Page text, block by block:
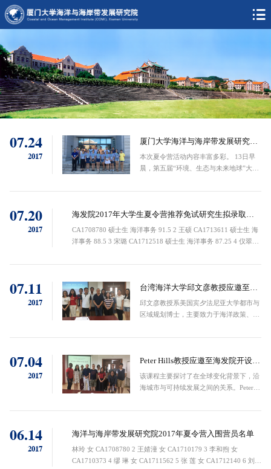
07.24
2017
厦门大学海洋与海岸带发展研究院
2017暑期夏令营
本次夏令营活动内容丰富多彩。 13日早
晨，第五届“环境、生态与未来地球”大学
的活动中，营员们参加了学院举办的讲
通和互动，全面了解了厦...
07.20
2017
海发院2017年大学生夏令营推荐免试研究生拟录取名
单
CA1708780 硕士生 海洋事务 91.5 2 王硕 CA1713611 硕士生 海
洋事务 88.5 3 宋璐 CA1712518 硕士生 海洋事务 87.25 4 仪翠玉
07.11
2017
台湾海洋大学邱文彦教授应邀至海
发院授课
邱文彦教授系美国宾夕法尼亚大学都市与
区域规划博士，主要致力于海洋政策、海
护等相关领域的研究，并参与了APEC海
和科研经验。
07.04
2017
Peter Hills教授应邀至海发院开设短
学期课程
该课程主要探讨了在全球变化背景下，沿
海城市与可持续发展之间的关系。Peter
方三个不同层面上可持续发展的概念和实
现阶段沿海城市可持续...
06.14
2017
海洋与海岸带发展研究院2017年夏令营入围营员名单
林玲 女 CA1708780 2 王婧潼 女 CA1710179 3 李和煦 女
CA1710373 4 缪 琳 女 CA1711562 5 张 莲 女 CA1712140 6 刘